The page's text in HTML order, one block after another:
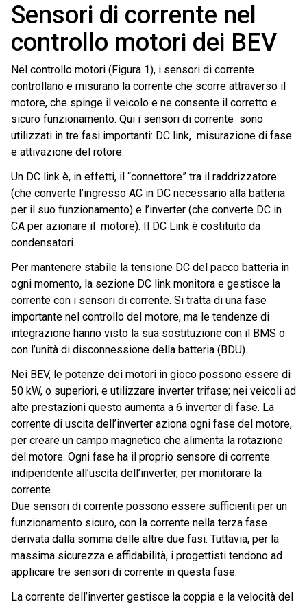
Sensori di corrente nel
controllo motori dei BEV
Nel controllo motori (Figura 1), i sensori di corrente
controllano e misurano la corrente che scorre attraverso il
motore, che spinge il veicolo e ne consente il corretto e
sicuro funzionamento. Qui i sensori di corrente sono
utilizzati in tre fasi importanti: DC link, misurazione di fase
e attivazione del rotore.
Un DC link è, in effetti, il “connettore” tra il raddrizzatore
(che converte l’ingresso AC in DC necessario alla batteria
per il suo funzionamento) e l’inverter (che converte DC in
CA per azionare il motore). Il DC Link è costituito da
condensatori.
Per mantenere stabile la tensione DC del pacco batteria in
ogni momento, la sezione DC link monitora e gestisce la
corrente con i sensori di corrente. Si tratta di una fase
importante nel controllo del motore, ma le tendenze di
integrazione hanno visto la sua sostituzione con il BMS o
con l’unità di disconnessione della batteria (BDU).
Nei BEV, le potenze dei motori in gioco possono essere di
50 kW, o superiori, e utilizzare inverter trifase; nei veicoli ad
alte prestazioni questo aumenta a 6 inverter di fase. La
corrente di uscita dell’inverter aziona ogni fase del motore,
per creare un campo magnetico che alimenta la rotazione
del motore. Ogni fase ha il proprio sensore di corrente
indipendente all’uscita dell’inverter, per monitorare la
corrente.
Due sensori di corrente possono essere sufficienti per un
funzionamento sicuro, con la corrente nella terza fase
derivata dalla somma delle altre due fasi. Tuttavia, per la
massima sicurezza e affidabilità, i progettisti tendono ad
applicare tre sensori di corrente in questa fase.
La corrente dell’inverter gestisce la coppia e la velocità del